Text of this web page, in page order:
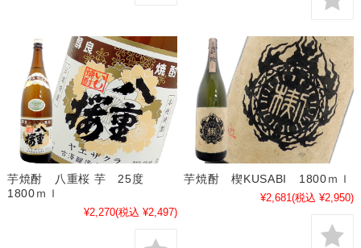
芋焼酎 八重桜 芋 25度
1800ｍｌ
¥2,270(税込 ¥2,497)
芋焼酎 楔KUSABI 1800ｍｌ
¥2,681(税込 ¥2,950)